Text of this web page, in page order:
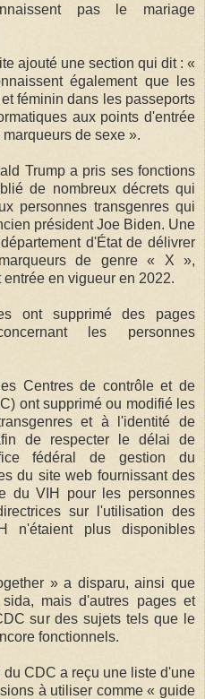
pas le mariage
ajouté une section qui dit : «
également que les
féminin dans les passeports
aux points d'entrée
de sexe ».
Trump a pris ses fonctions
de nombreux décrets qui
personnes transgenres qui
président Joe Biden. Une
d'État de délivrer
de genre « X »,
en vigueur en 2022.
ont supprimé des pages
les personnes
Centres de contrôle et de
ont supprimé ou modifié les
et à l'identité de
de respecter le délai de
fédéral de gestion du
du site web fournissant des
du VIH pour les personnes
sur l'utilisation des
n'étaient plus disponibles
» a disparu, ainsi que
mais d'autres pages et
sur des sujets tels que le
fonctionnels.
CDC a reçu une liste d'une
à utiliser comme « guide